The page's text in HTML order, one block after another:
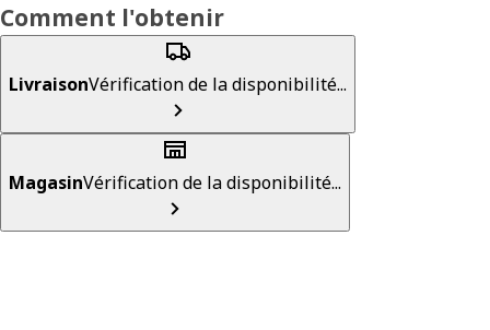
Comment l'obtenir
LivraisonVérification de la disponibilité...
MagasinVérification de la disponibilité...